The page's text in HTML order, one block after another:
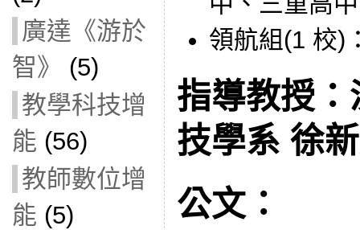
廣達《游於
智》
(5)
教學科技增
能 (56)
教師數位增
能 (5)
領航組(1 校)
指導教授
技學系 徐
公文：